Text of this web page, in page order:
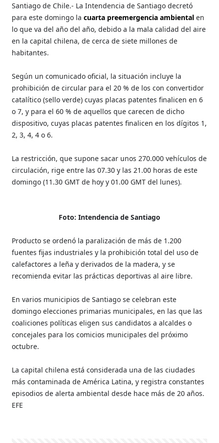
Santiago de Chile.- La Intendencia de Santiago decretó
para este domingo lacuarta preemergencia ambiental en
lo que va del año del año, debido a la mala calidad del aire
en la capital chilena, de cerca de siete millones de
habitantes.
Según un comunicado oficial, la situación incluye la
prohibición de circular para el 20 % de los con convertidor
catalítico (sello verde) cuyas placas patentes finalicen en 6
o 7, y para el 60 % de aquellos que carecen de dicho
dispositivo, cuyas placas patentes finalicen en los dígitos 1,
2, 3, 4, 4 o 6.
La restricción, que supone sacar unos 270.000 vehículos de
circulación, rige entre las 07.30 y las 21.00 horas de este
domingo (11.30 GMT de hoy y 01.00 GMT del lunes).
Foto: Intendencia de Santiago
Producto se ordenó la paralización de más de 1.200
fuentes fijas industriales y la prohibición total del uso de
calefactores a leña y derivados de la madera, y se
recomienda evitar las prácticas deportivas al aire libre.
En varios municipios de Santiago se celebran este
domingo elecciones primarias municipales, en las que las
coaliciones políticas eligen sus candidatos a alcaldes o
concejales para los comicios municipales del próximo
octubre.
La capital chilena está considerada una de las ciudades
más contaminada de América Latina, y registra constantes
episodios de alerta ambiental desde hace más de 20 años.
EFE